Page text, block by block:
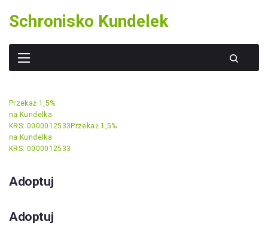
content
Schronisko Kundelek
Przekaż 1,5%
na Kundelka
KRS: 0000012533 Przekaż 1,5%
na Kundelka
KRS: 0000012533
Adoptuj
Adoptuj